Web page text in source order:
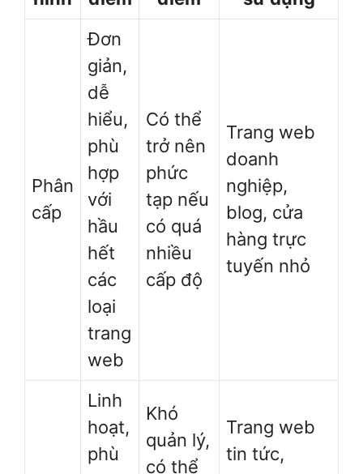
Phân
cấp
Đơn
giản,
dễ
hiểu,
phù
hợp
với
hầu
hết
các
loại
trang
web
Có thể
trở nên
phức
tạp nếu
có quá
nhiều
cấp độ
Trang web
doanh
nghiệp,
blog, cửa
hàng trực
tuyến nhỏ
Linh
hoạt,
phù
Khó
quản lý,
có thể
Trang web
tin tức,